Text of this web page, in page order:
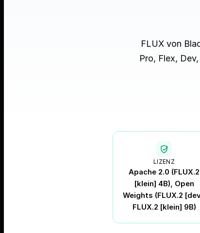
FLUX von
Pro, Flex,
LIZENZ
Apache 2.0 (FLUX.2
[klein] 4B), Open
Weights (FLUX.2
FLUX.2 [klein] 9B)